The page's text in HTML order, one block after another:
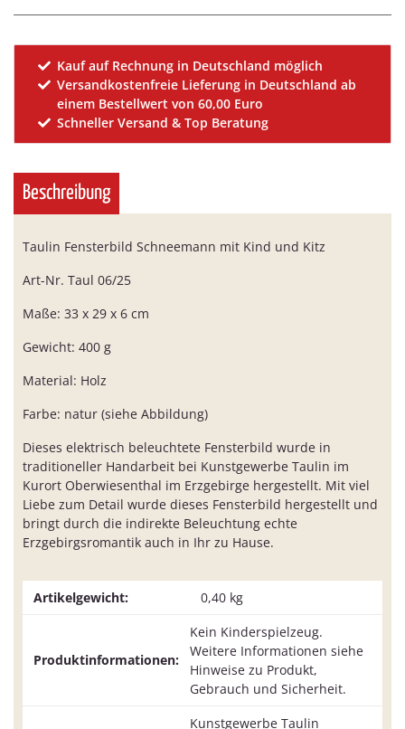
Kauf auf Rechnung in Deutschland möglich
Versandkostenfreie Lieferung in Deutschland ab
einem Bestellwert von 60,00 Euro
Schneller Versand & Top Beratung
Beschreibung
Taulin Fensterbild Schneemann mit Kind und Kitz
Art-Nr. Taul 06/25
Maße: 33 x 29 x 6 cm
Gewicht: 400 g
Material: Holz
Farbe: natur (siehe Abbildung)
Dieses elektrisch beleuchtete Fensterbild wurde in
traditioneller Handarbeit bei Kunstgewerbe Taulin im
Kurort Oberwiesenthal im Erzgebirge hergestellt. Mit viel
Liebe zum Detail wurde dieses Fensterbild hergestellt und
bringt durch die indirekte Beleuchtung echte
Erzgebirgsromantik auch in Ihr zu Hause.
Artikelgewicht: 0,40 kg
Produktinformationen:
Kein Kinderspielzeug.
Weitere Informationen siehe
Hinweise zu Produkt,
Gebrauch und Sicherheit.
Kunstgewerbe Taulin